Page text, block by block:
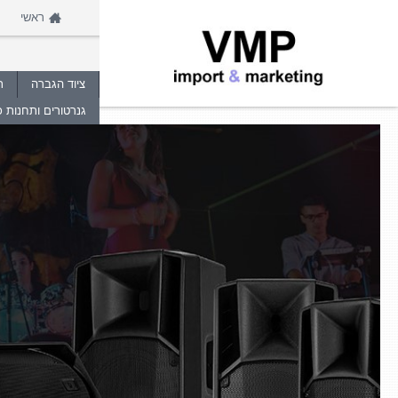
ראשי
ציוד הגברה
גנרטורים ותחנות